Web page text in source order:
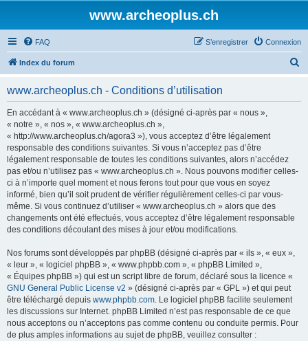
www.archeoplus.ch
FAQ Connexion
S’enregistrer
Index du forum
www.archeoplus.ch - Conditions d’utilisation
En accédant à « www.archeoplus.ch » (désigné ci-après par « nous »,
« notre », « nos », « www.archeoplus.ch »,
« http://www.archeoplus.ch/agora3 »), vous acceptez d’être légalement
responsable des conditions suivantes. Si vous n’acceptez pas d’être
légalement responsable de toutes les conditions suivantes, alors n’accédez
pas et/ou n’utilisez pas « www.archeoplus.ch ». Nous pouvons modifier celles-
ci à n’importe quel moment et nous ferons tout pour que vous en soyez
informé, bien qu’il soit prudent de vérifier régulièrement celles-ci par vous-
même. Si vous continuez d’utiliser « www.archeoplus.ch » alors que des
changements ont été effectués, vous acceptez d’être légalement responsable
des conditions découlant des mises à jour et/ou modifications.
Nos forums sont développés par phpBB (désigné ci-après par « ils », « eux »,
« leur », « logiciel phpBB », « www.phpbb.com », « phpBB Limited »,
« Équipes phpBB ») qui est un script libre de forum, déclaré sous la licence «
GNU General Public License v2 » (désigné ci-après par « GPL ») et qui peut
être téléchargé depuis www.phpbb.com. Le logiciel phpBB facilite seulement
les discussions sur Internet. phpBB Limited n’est pas responsable de ce que
nous acceptons ou n’acceptons pas comme contenu ou conduite permis. Pour
de plus amples informations au sujet de phpBB, veuillez consulter :